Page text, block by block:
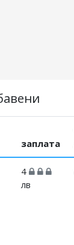
заплата
4
лв